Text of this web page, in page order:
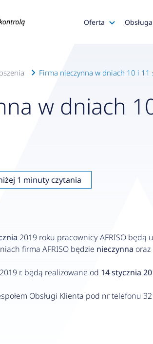
Oferta
Katalog SALUS
Wyprzedaże
Firma nieczynna w dniach 10 i
w dniach
1 minuty czytania
2019 roku pracownicy AFRISO będą
firma AFRISO będzie nieczynna oraz
r. będą realizowane od 14 stycznia
Obsługi Klienta pod nr telefonu